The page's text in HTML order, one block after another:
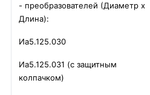
- преобразователей (Диаметр х
Длина):
Иа5.125.030
Иа5.125.031 (с защитным
колпачком)